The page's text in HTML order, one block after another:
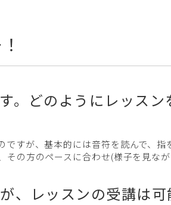
。どのようにレッスン
すが、基本的には音符を読んで、
の方のペースに合わせ(様子を見なが
、レッスンの受講は可